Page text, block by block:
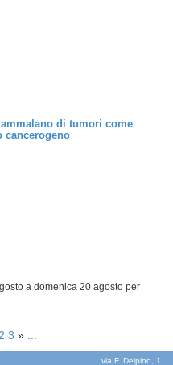
di tumori come
cancerogeno
a domenica 20 agosto per
3 » ...
via F. Delpino, 1